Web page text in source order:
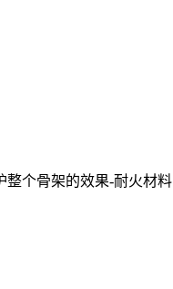
整个骨架的效果-耐火材料